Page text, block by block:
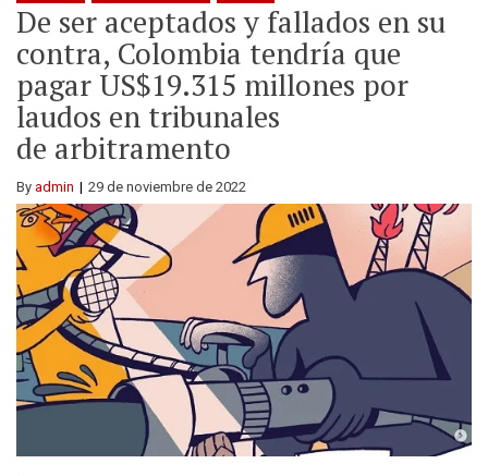
De ser aceptados y fallados en su
contra, Colombia tendría que
pagar US$19.315 millones por
laudos en tribunales
de arbitramento
By admin 29 de noviembre de 2022